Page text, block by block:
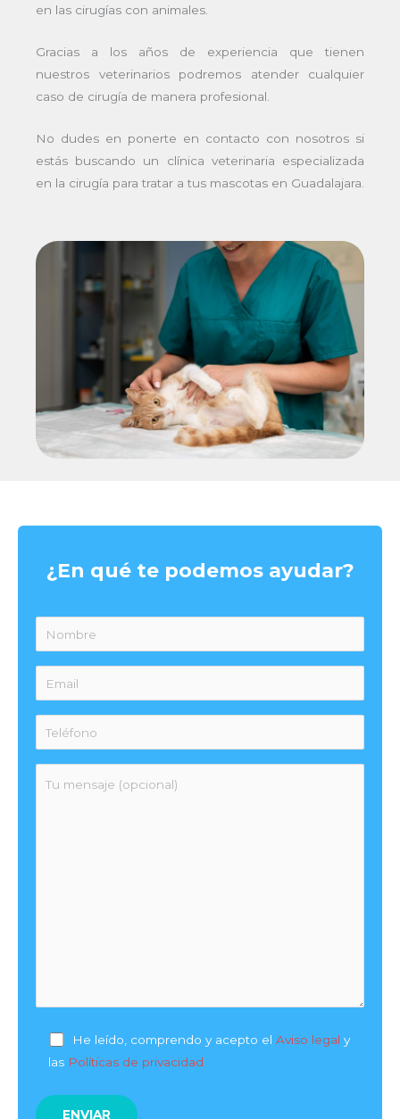
en las cirugías con animales.
Gracias a los años de experiencia que tienen
nuestros veterinarios podremos atender cualquier
caso de cirugía de manera profesional.
No dudes en ponerte en contacto con nosotros si
estás buscando un clínica veterinaria especializada
en la cirugía para tratar a tus mascotas en Guadalajara.
¿En qué te podemos ayudar?
He leído, comprendo y acepto el Aviso legal y
las Políticas de privacidad